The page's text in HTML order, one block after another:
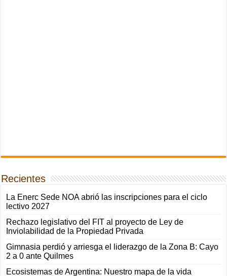
Recientes
La Enerc Sede NOA abrió las inscripciones para el ciclo
lectivo 2027
Rechazo legislativo del FIT al proyecto de Ley de
Inviolabilidad de la Propiedad Privada
Gimnasia perdió y arriesga el liderazgo de la Zona B: Cayo
2 a 0 ante Quilmes
Ecosistemas de Argentina: Nuestro mapa de la vida